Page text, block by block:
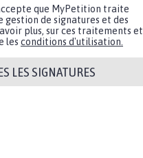
que MyPetition traite
gestion de signatures et des
plus, sur ces traitements et
les conditions d'utilisation.
LES SIGNATURES